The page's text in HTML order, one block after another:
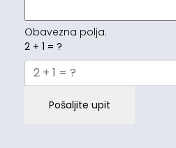
Obavezna polja.
2 + 1 = ?
Pošaljite upit